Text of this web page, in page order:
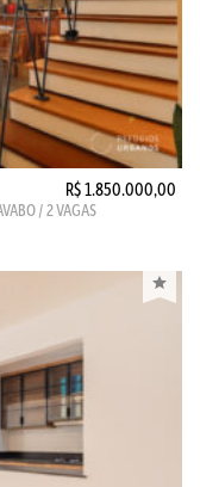
R$ 1.850.000,00
/ 2 VAGAS